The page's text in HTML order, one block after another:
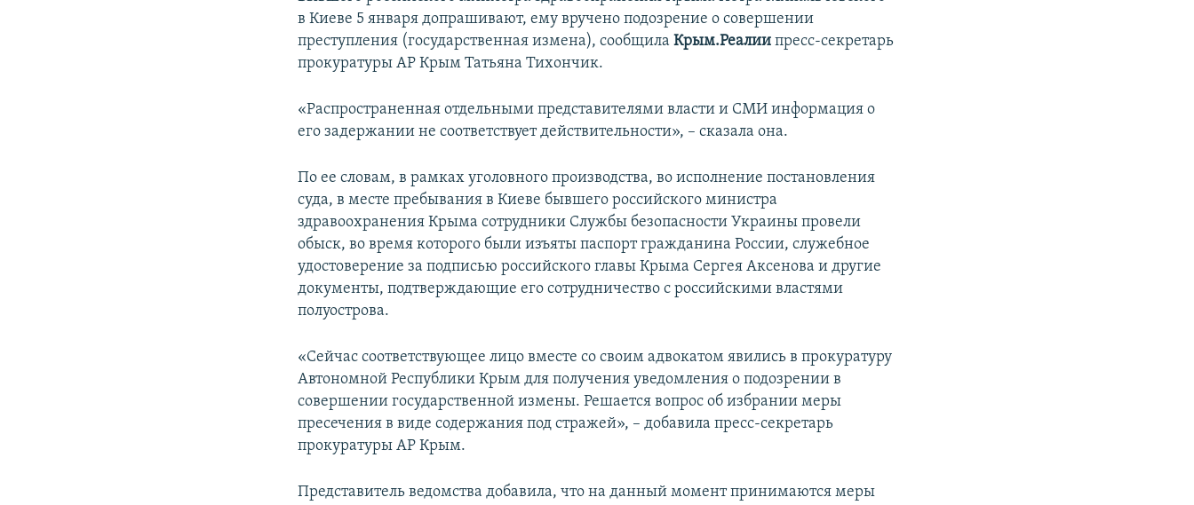
в Киеве 5 января допрашивают, ему вручено подозрение о совершении
преступления (государственная измена), сообщилаКрым.Реалиипресс-секретарь
прокуратуры АР Крым Татьяна Тихончик.
«Распространенная отдельными представителями власти и СМИ информация о
его задержании не соответствует действительности», – сказала она.
По ее словам, в рамках уголовного производства, во исполнение постановления
суда, в месте пребывания в Киеве бывшего российского министра
здравоохранения Крыма сотрудники Службы безопасности Украины провели
обыск, во время которого были изъяты паспорт гражданина России, служебное
удостоверение за подписью российского главы Крыма Сергея Аксенова и другие
документы, подтверждающие его сотрудничество с российскими властями
полуострова.
«Сейчас соответствующее лицо вместе со своим адвокатом явились в прокуратуру
Автономной Республики Крым для получения уведомления о подозрении в
совершении государственной измены. Решается вопрос об избрании меры
пресечения в виде содержания под стражей», – добавила пресс-секретарь
прокуратуры АР Крым.
Представитель ведомства добавила, что на данный момент принимаются меры